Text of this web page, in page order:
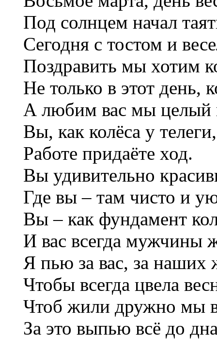
Под солнцем начал
Сегодня с тостом и
Поздравить мы хотим
Не только в этот день,
А любим вас мы целый
Вы, как колёса у телеги,
Работе придаёте ход.
Вы удивительно
Где вы – там чисто и
Вы – как фундамент
И вас всегда мужчины
Я пью за вас, за
Чтобы всегда цвела
Чтоб жили дружно мы
За это выпью всё до